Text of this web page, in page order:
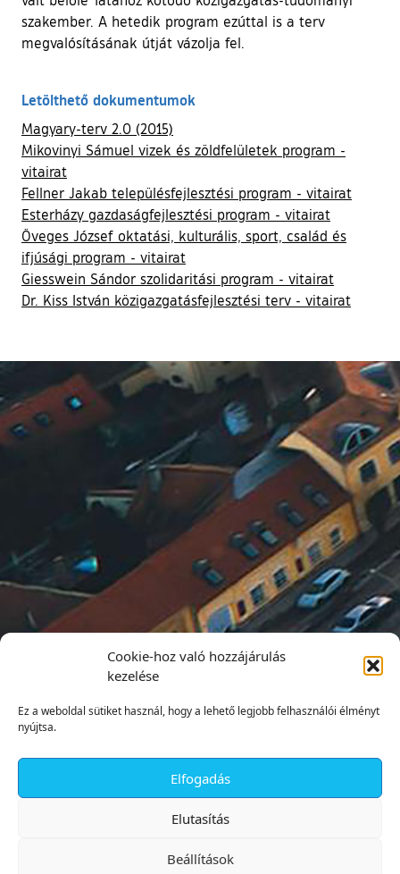
Cookie-hoz való hozzájárulás
kezelése
Ez a weboldal sütiket használ, hogy a lehető legjobb felhasználói élményt
nyújtsa.
Elfogadás
Elutasítás
Beállítások
szakember. A hetedik program ezúttal is a terv
megvalósításának útját vázolja fel.
Letölthető dokumentumok
Magyary-terv 2.0 (2015)
Mikovinyi Sámuel vizek és zöldfelületek program -
vitairat
Fellner Jakab településfejlesztési program - vitairat
Esterházy gazdaságfejlesztési program - vitairat
Öveges József oktatási, kulturális, sport, család és
ifjúsági program - vitairat
Giesswein Sándor szolidaritási program - vitairat
Dr. Kiss István közigazgatásfejlesztési terv - vitairat
✕